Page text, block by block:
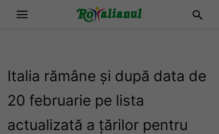
Italia rămâne și după data de
20 februarie pe lista
actualizată a țărilor pentru